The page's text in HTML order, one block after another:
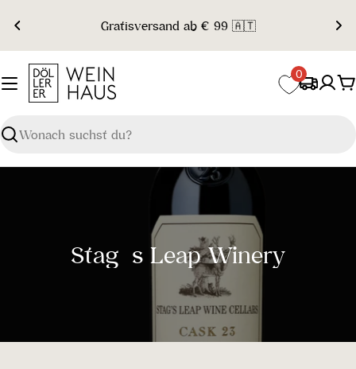
Inhalt
springen
Gratisversand ab € 99 🇦🇹
Suchen
0
S
Stag´s Leap Winery